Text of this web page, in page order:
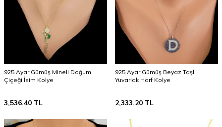
925 Ayar Gümüş Mineli Doğum
Çiçeği İsim Kolye
3,536.40 TL
925 Ayar Gümüş Beyaz Taşlı
Yuvarlak Harf Kolye
2,333.20 TL